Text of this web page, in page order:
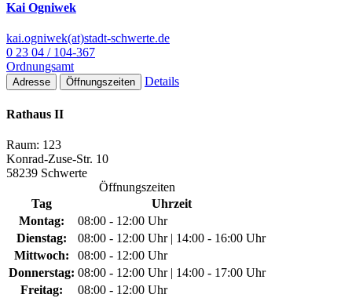
Kai Ogniwek
kai.ogniwek(at)stadt-schwerte.de
0 23 04 / 104-367
Ordnungsamt
Adresse Öffnungszeiten Details
Rathaus II
Raum: 123
Konrad-Zuse-Str. 10
58239 Schwerte
Öffnungszeiten
Tag
Uhrzeit
Montag:
08:00 - 12:00 Uhr
Dienstag:
08:00 - 12:00 Uhr | 14:00 - 16:00 Uhr
Mittwoch:
08:00 - 12:00 Uhr
Donnerstag: 08:00 - 12:00 Uhr | 14:00 - 17:00 Uhr
Freitag:
08:00 - 12:00 Uhr